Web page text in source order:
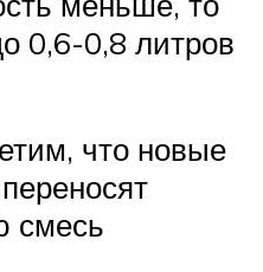
0,6-0,8 литров
что новые
смесь